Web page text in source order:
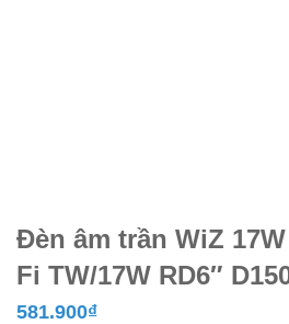
Đèn âm trần WiZ
Fi TW/17W RD6″
581.900₫